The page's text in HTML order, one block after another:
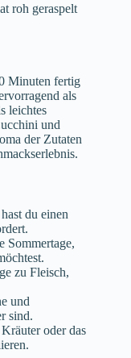
roh geraspelt
Minuten fertig
als
leichtes
und
der Zutaten
du einen
Sommertage,
zu Fleisch,
und
sind.
oder das